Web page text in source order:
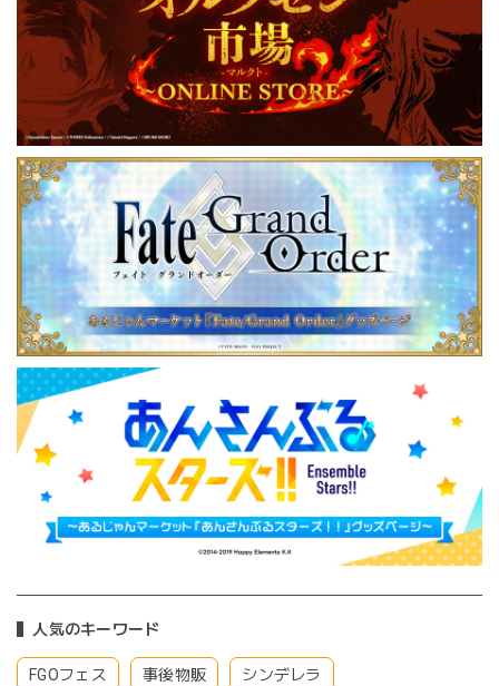
人気のキーワード
FGOフェス 事後物販 シンデレラ